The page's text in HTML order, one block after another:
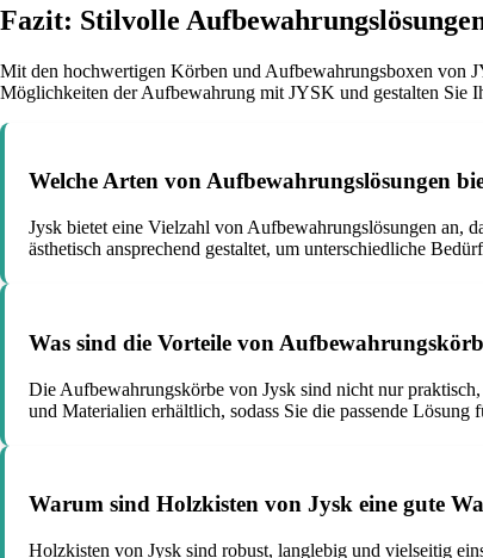
Fazit: Stilvolle
Mit den hochwertigen Körben und Aufbewahrungsboxen von
Möglichkeiten der Aufbewahrung mit JYSK und gestalten Sie
Welche Arten von Aufbewahrungslösungen
Jysk bietet eine Vielzahl von Aufbewahrungslösungen an,
ästhetisch ansprechend gestaltet, um unterschiedliche
Was sind die Vorteile von
Die Aufbewahrungskörbe von Jysk sind nicht nur
und Materialien erhältlich, sodass Sie die passende
Warum sind Holzkisten von Jysk eine gute
Holzkisten von Jysk sind robust, langlebig und vielseitig